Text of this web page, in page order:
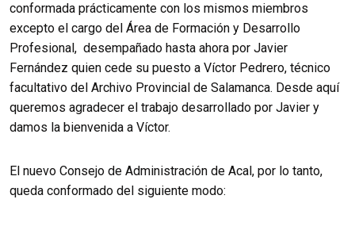
conformada prácticamente con los mismos miembros
excepto el cargo del Área de Formación y Desarrollo
Profesional, desempañado hasta ahora por Javier
Fernández quien cede su puesto a Víctor Pedrero, técnico
facultativo del Archivo Provincial de Salamanca. Desde aquí
queremos agradecer el trabajo desarrollado por Javier y
damos la bienvenida a Víctor.
El nuevo Consejo de Administración de Acal, por lo tanto,
queda conformado del siguiente modo: